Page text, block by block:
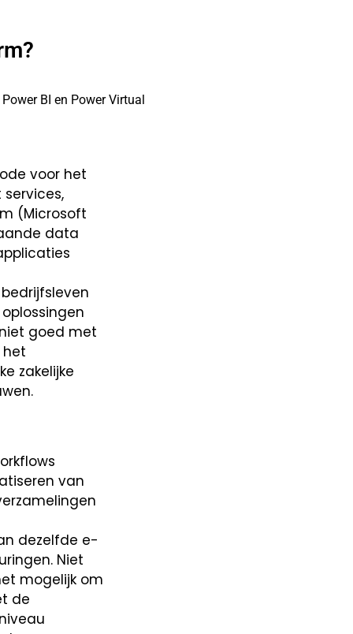
BI en Power Virtual
voor het
(Microsoft
data
goed met
het
zakelijke
van
dezelfde e-
Niet
mogelijk om
de